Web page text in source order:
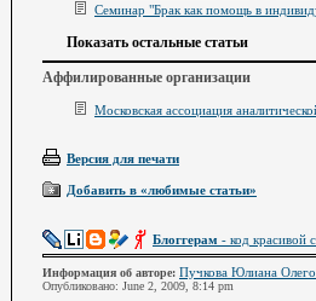
Семинар "Брак как помощь в
Показать остальные статьи
Аффилированные организации
Московская ассоциация
Версия для печати
Добавить в «любимые статьи»
Блоггерам - код красивой
Информация об авторе: Пучкова Юлиана
Опубликовано: June 2, 2009, 8:14 pm